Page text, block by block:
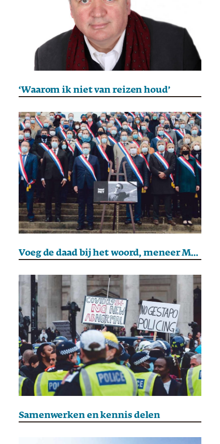
‘Waarom ik niet van reizen houd’
Voeg de daad bij het woord, meneer Macron
Samenwerken en kennis delen